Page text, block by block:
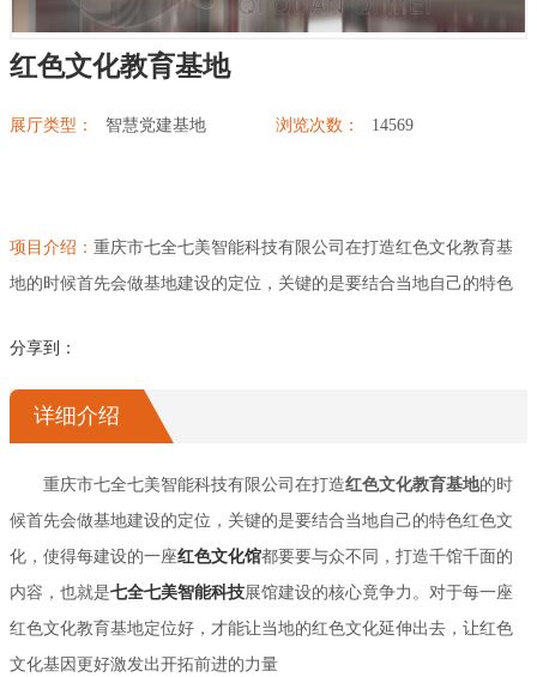
红色文化教育基地
展厅类型： 智慧党建基地 浏览次数： 14569
项目介绍： 重庆市七全七美智能科技有限公司在打造红色文化教育基
地的时候首先会做基地建设的定位，关键的是要结合当地自己的特色
千面的内容，也就是七全七美智能科技展馆建设的核心竟争力。对于
每一座红色文化教育基地定位好，才能让当地的红色文化延伸出去，
让红色文化基因更好激发出开拓前进的力量
分享到：
详细介绍
重庆市七全七美智能科技有限公司在打造红色文化教育基地的时
候首先会做基地建设的定位，关键的是要结合当地自己的特色红色文
化，使得每建设的一座红色文化馆都要要与众不同，打造千馆千面的
内容，也就是七全七美智能科技展馆建设的核心竟争力。对于每一座
红色文化教育基地定位好，才能让当地的红色文化延伸出去，让红色
文化基因更好激发出开拓前进的力量